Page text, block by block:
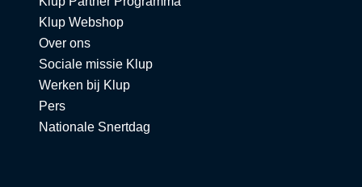
Klup Webshop
Over ons
Sociale missie Klup
Werken bij Klup
Pers
Nationale Snertdag